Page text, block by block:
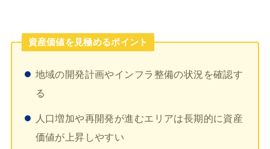
資産価値を見極めるポイント
地域の開発計画やインフラ整備の状況を確認す
る
人口増加や再開発が進むエリアは長期的に資産
価値が上昇しやすい